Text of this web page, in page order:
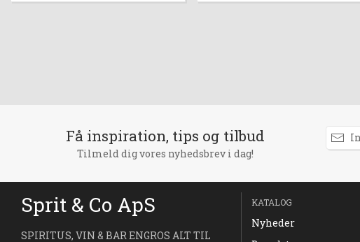
Få inspiration, tips og tilbud
Tilmeld dig vores nyhedsbrev i dag!
Sprit & Co ApS
SPIRITUS, VIN & BAR ENGROS ALT TIL
KATALOG
Nyheder